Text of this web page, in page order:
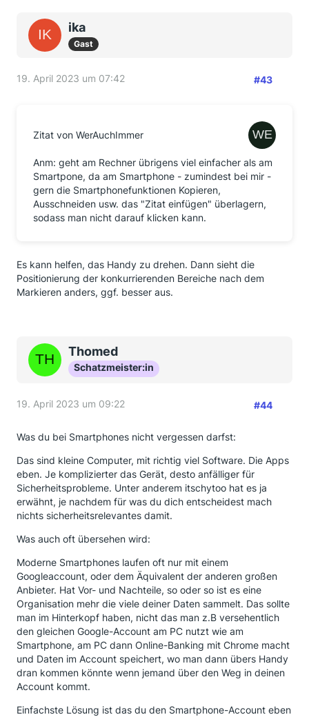
ika
Gast
19. April 2023 um 07:42 #43
Zitat von WerAuchImmer
Anm: geht am Rechner übrigens viel einfacher als am
Smartpone, da am Smartphone - zumindest bei mir -
gern die Smartphonefunktionen Kopieren,
Ausschneiden usw. das "Zitat einfügen" überlagern,
sodass man nicht darauf klicken kann.
Es kann helfen, das Handy zu drehen. Dann sieht die
Positionierung der konkurrierenden Bereiche nach dem
Markieren anders, ggf. besser aus.
Thomed
Schatzmeister:in
19. April 2023 um 09:22 #44
Was du bei Smartphones nicht vergessen darfst:
Das sind kleine Computer, mit richtig viel Software. Die Apps
eben. Je komplizierter das Gerät, desto anfälliger für
Sicherheitsprobleme. Unter anderem itschytoo hat es ja
erwähnt, je nachdem für was du dich entscheidest mach
nichts sicherheitsrelevantes damit.
Was auch oft übersehen wird:
Moderne Smartphones laufen oft nur mit einem
Googleaccount, oder dem Äquivalent der anderen großen
Anbieter. Hat Vor- und Nachteile, so oder so ist es eine
Organisation mehr die viele deiner Daten sammelt. Das sollte
man im Hinterkopf haben, nicht das man z.B versehentlich
den gleichen Google-Account am PC nutzt wie am
Smartphone, am PC dann Online-Banking mit Chrome macht
und Daten im Account speichert, wo man dann übers Handy
dran kommen könnte wenn jemand über den Weg in deinen
Account kommt.
Einfachste Lösung ist das du den Smartphone-Account eben